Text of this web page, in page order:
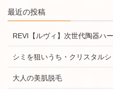
最近の投稿
REVI【ルヴィ】次世代陶器ハ
シミを狙いうち・クリスタルシ
大人の美肌脱毛